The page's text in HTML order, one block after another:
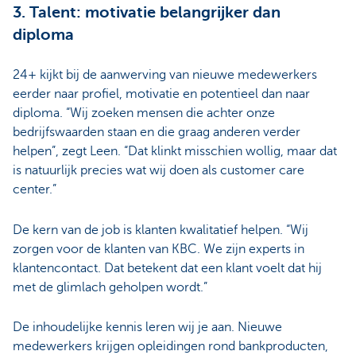
3. Talent: motivatie belangrijker dan
diploma
24+ kijkt bij de aanwerving van nieuwe medewerkers
eerder naar profiel, motivatie en potentieel dan naar
diploma. “Wij zoeken mensen die achter onze
bedrijfswaarden staan en die graag anderen verder
helpen”, zegt Leen. “Dat klinkt misschien wollig, maar dat
is natuurlijk precies wat wij doen als customer care
center.”
De kern van de job is klanten kwalitatief helpen. “Wij
zorgen voor de klanten van KBC. We zijn experts in
klantencontact. Dat betekent dat een klant voelt dat hij
met de glimlach geholpen wordt.”
De inhoudelijke kennis leren wij je aan. Nieuwe
medewerkers krijgen opleidingen rond bankproducten,